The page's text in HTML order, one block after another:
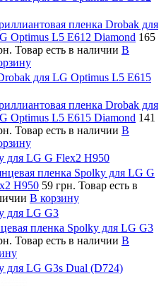
пленка Drobak для
Optimus L5 E612 Diamond 165
Товар есть в наличии В
для LG Optimus L5 E615
пленка Drobak для
Optimus L5 E615 Diamond 141
Товар есть в наличии В
для LG G Flex2 H950
пленка Spolky для LG G
H950 59 грн. Товар есть в
В корзину
для LG G3
пленка Spolky для LG G3
Товар есть в наличии В
для LG G3s Dual (D724)